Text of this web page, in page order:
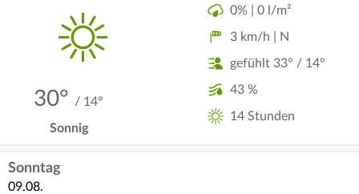
30° / 14°
Sonnig
0% | 0 l/m²
3 km/h | N
gefühlt 33° / 14°
43 %
14 Stunden
Sonntag
09.08.